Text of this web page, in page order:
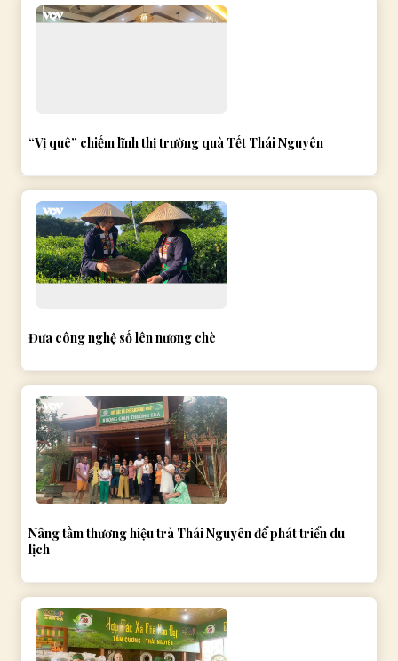
“Vị quê” chiếm lĩnh thị trường quà Tết Thái Nguyên
Đưa công nghệ số lên nương chè
Nâng tầm thương hiệu trà Thái Nguyên để phát triển du
lịch